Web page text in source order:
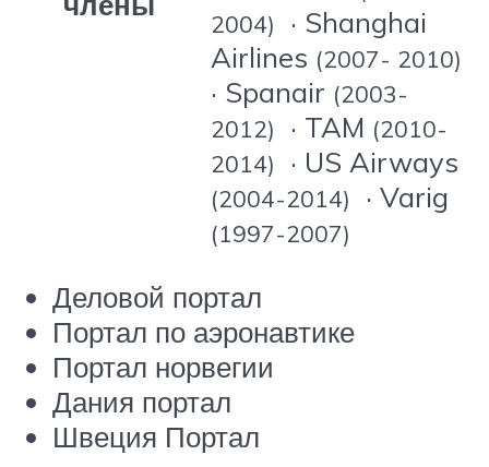
2004)
· Shanghai
Airlines (2007- 2010)
· Spanair (2003-
2012)
· TAM (2010-
2014)
· US Airways
(2004-2014) · Varig
(1997-2007)
Деловой портал
Портал по аэронавтике
Портал норвегии
Дания портал
Швеция Портал